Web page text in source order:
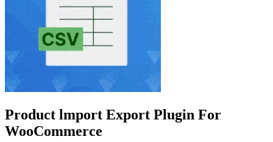
Product lmport Export Plugin For
WooCommerce